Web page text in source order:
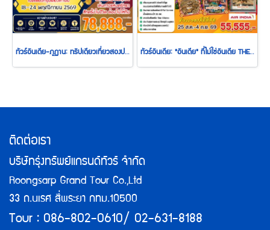
ทัวร์อินเดีย-ภูฏาน: ทริปเดียวเที่ยวสองประเทศ...เส้นทางแห่งศรัทธา 7 วัน 6 คืน (B3) ทัวร์อินเดีย: "อินเดีย" ที่ไม่ใช่อินเดีย THE MIDDLE EARTH หุบเขาสปิติ ค้นหาความลับกลางหิมาลัย 11 วัน 9 คืน (AI)
ติดต่อเรา
บริษัทรุ่งทรัพย์แกรนด์ทัวร์ จำกัด
Roongsarp Grand Tour Co.,Ltd
33 ถ.นเรศ สี่พระยา กทม.10500
Tour : 086-802-0610/ 02-631-8188